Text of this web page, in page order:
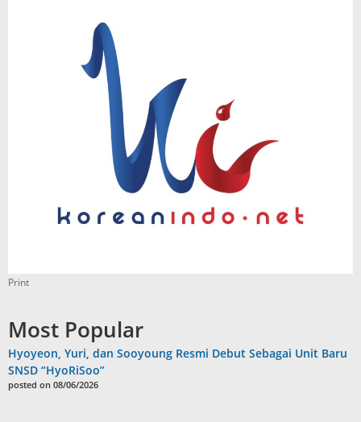
Print
Most Popular
Hyoyeon, Yuri, dan Sooyoung Resmi Debut Sebagai Unit Baru
SNSD “HyoRiSoo”
posted on 08/06/2026